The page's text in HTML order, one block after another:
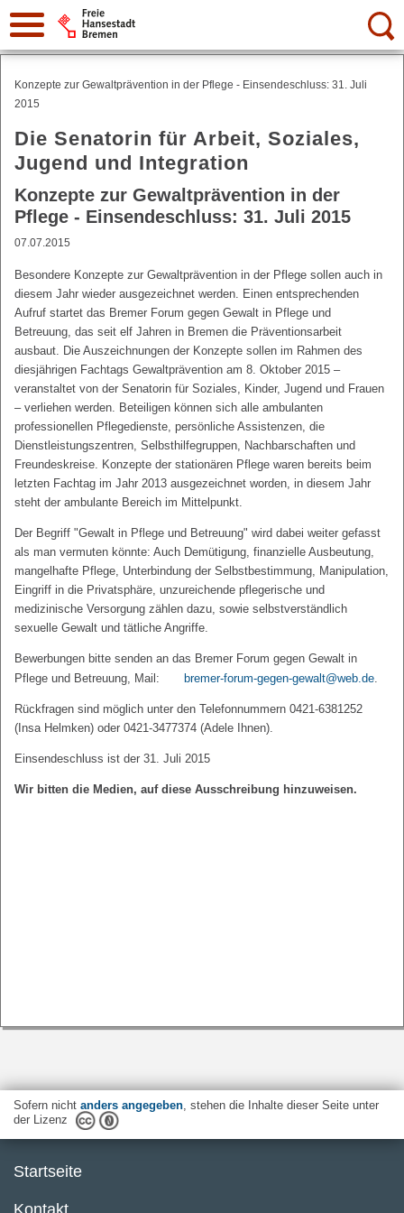
Suche:
Konzepte zur Gewaltprävention in der Pflege - Einsendeschluss: 31. Juli
2015
Die Senatorin für Arbeit, Soziales,
Jugend und Integration
Konzepte zur Gewaltprävention in der
Pflege - Einsendeschluss: 31. Juli 2015
07.07.2015
Besondere Konzepte zur Gewaltprävention in der Pflege sollen auch in
diesem Jahr wieder ausgezeichnet werden. Einen entsprechenden
Aufruf startet das Bremer Forum gegen Gewalt in Pflege und
Betreuung, das seit elf Jahren in Bremen die Präventionsarbeit
ausbaut. Die Auszeichnungen der Konzepte sollen im Rahmen des
diesjährigen Fachtags Gewaltprävention am 8. Oktober 2015 –
veranstaltet von der Senatorin für Soziales, Kinder, Jugend und Frauen
– verliehen werden. Beteiligen können sich alle ambulanten
professionellen Pflegedienste, persönliche Assistenzen, die
Dienstleistungszentren, Selbsthilfegruppen, Nachbarschaften und
Freundeskreise. Konzepte der stationären Pflege waren bereits beim
letzten Fachtag im Jahr 2013 ausgezeichnet worden, in diesem Jahr
steht der ambulante Bereich im Mittelpunkt.
Der Begriff "Gewalt in Pflege und Betreuung" wird dabei weiter gefasst
als man vermuten könnte: Auch Demütigung, finanzielle Ausbeutung,
mangelhafte Pflege, Unterbindung der Selbstbestimmung, Manipulation,
Eingriff in die Privatsphäre, unzureichende pflegerische und
medizinische Versorgung zählen dazu, sowie selbstverständlich
sexuelle Gewalt und tätliche Angriffe.
Bewerbungen bitte senden an das Bremer Forum gegen Gewalt in
Pflege und Betreuung, Mail:
bremer-forum-gegen-gewalt@web.de.
Rückfragen sind möglich unter den Telefonnummern 0421-6381252
(Insa Helmken) oder 0421-3477374 (Adele Ihnen).
Einsendeschluss ist der 31. Juli 2015
Wir bitten die Medien, auf diese Ausschreibung hinzuweisen.
Sofern nicht anders angegeben, stehen die Inhalte dieser Seite unter
der Lizenz
Startseite
Kontakt